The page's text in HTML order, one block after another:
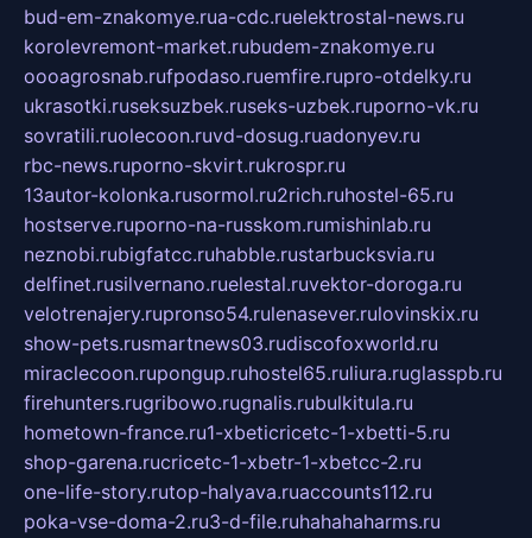
bud-em-znakomye.rua-cdc.ruelektrostal-news.ru
korolevremont-market.rubudem-znakomye.ru
oooagrosnab.rufpodaso.ruemfire.rupro-otdelky.ru
ukrasotki.ruseksuzbek.ruseks-uzbek.ruporno-vk.ru
sovratili.ruolecoon.ruvd-dosug.ruadonyev.ru
rbc-news.ruporno-skvirt.rukrospr.ru
13autor-kolonka.rusormol.ru2rich.ruhostel-65.ru
hostserve.ruporno-na-russkom.rumishinlab.ru
neznobi.rubigfatcc.ruhabble.rustarbucksvia.ru
delfinet.rusilvernano.ruelestal.ruvektor-doroga.ru
velotrenajery.rupronso54.rulenasever.rulovinskix.ru
show-pets.rusmartnews03.rudiscofoxworld.ru
miraclecoon.rupongup.ruhostel65.ruliura.ruglasspb.ru
firehunters.rugribowo.rugnalis.rubulkitula.ru
hometown-france.ru1-xbeticricetc-1-xbetti-5.ru
shop-garena.rucricetc-1-xbetr-1-xbetcc-2.ru
one-life-story.rutop-halyava.ruaccounts112.ru
poka-vse-doma-2.ru3-d-file.ruhahahaharms.ru